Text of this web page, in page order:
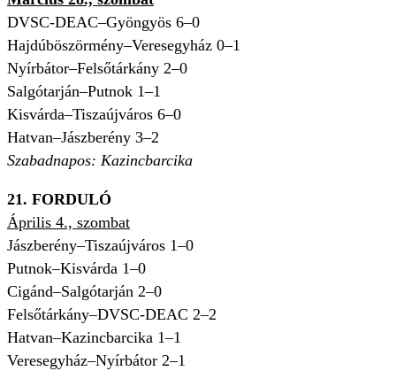
DVSC-DEAC–Gyöngyös 6–0
Hajdúböszörmény–Veresegyház 0–1
Nyírbátor–Felsőtárkány 2–0
Salgótarján–Putnok 1–1
Kisvárda–Tiszaújváros 6–0
Hatvan–Jászberény 3–2
Szabadnapos: Kazincbarcika
21. FORDULÓ
Április 4., szombat
Jászberény–Tiszaújváros 1–0
Putnok–Kisvárda 1–0
Cigánd–Salgótarján 2–0
Felsőtárkány–DVSC-DEAC 2–2
Hatvan–Kazincbarcika 1–1
Veresegyház–Nyírbátor 2–1